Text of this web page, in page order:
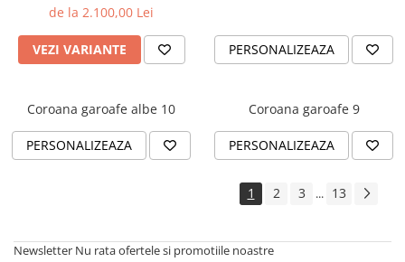
de la 2.100,00 Lei
VEZI VARIANTE PERSONALIZEAZA
Coroana garoafe albe 10
PERSONALIZEAZA
Coroana garoafe 9
PERSONALIZEAZA
1 2 3 ... 13
Newsletter Nu rata ofertele si promotiile noastre